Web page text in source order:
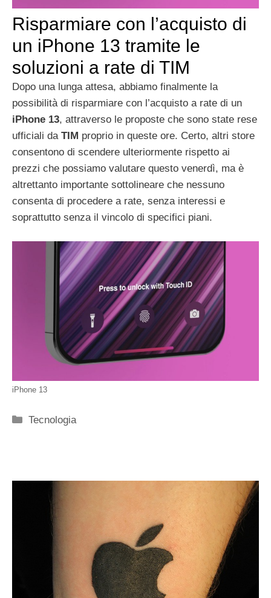
Risparmiare con l’acquisto di
un iPhone 13 tramite le
soluzioni a rate di TIM
Dopo una lunga attesa, abbiamo finalmente la
possibilità di risparmiare con l’acquisto a rate di un
iPhone 13, attraverso le proposte che sono state rese
ufficiali da TIM proprio in queste ore. Certo, altri store
consentono di scendere ulteriormente rispetto ai
prezzi che possiamo valutare questo venerdì, ma è
altrettanto importante sottolineare che nessuno
consenta di procedere a rate, senza interessi e
soprattutto senza il vincolo di specifici piani.
iPhone 13
Categorie
Tecnologia